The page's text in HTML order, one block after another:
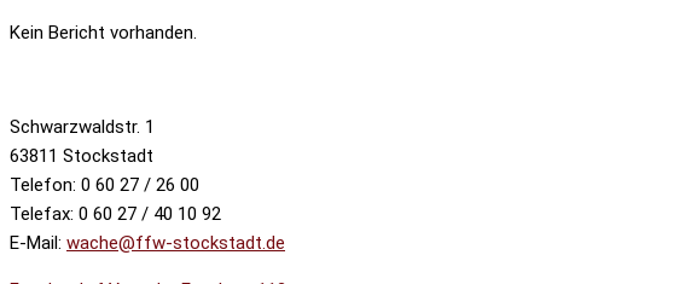
Kein Bericht vorhanden.
Schwarzwaldstr. 1
63811 Stockstadt
Telefon: 0 60 27 / 26 00
Telefax: 0 60 27 / 40 10 92
E-Mail: wache@ffw-stockstadt.de